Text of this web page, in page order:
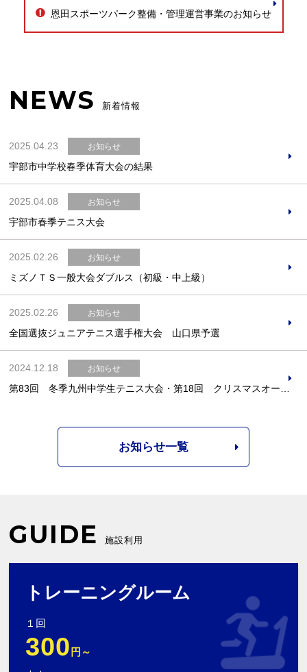
恩田スポーツパーク整備・管理運営事業のお知らせ
NEWS 新着情報
2025.04.23 お知らせ
宇部市中学校春季体育大会の結果
2025.04.08 お知らせ
宇部市春季テニス大会
2025.02.26 お知らせ
ミズノＴＳ一般大会ダブルス（初級・中上級）
2025.02.26 お知らせ
全国選抜ジュニアテニス選手権大会 山口県予選
2024.12.18 お知らせ
第83回 冬季九州中学生テニス大会・第18回 クリスマスオープンテニス大会
お知らせ一覧
GUIDE 施設利用
トレーニングルーム
１回
300 円～